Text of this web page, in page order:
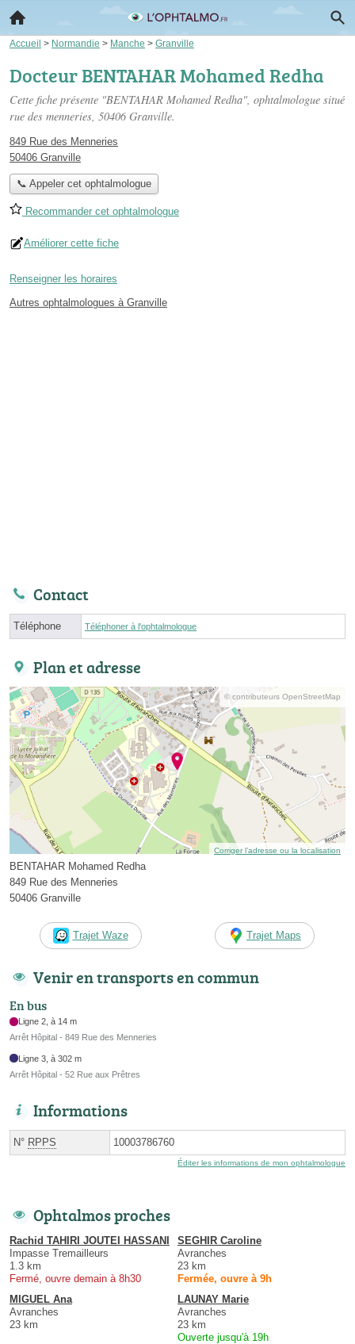
Accueil > Normandie > Manche > Granville
Docteur BENTAHAR Mohamed Redha
Cette fiche présente "BENTAHAR Mohamed Redha", ophtalmologue situé
rue des menneries, 50406 Granville.
849 Rue des Menneries
50406 Granville
📞 Appeler cet ophtalmologue
Recommander cet ophtalmologue
Améliorer cette fiche
Renseigner les horaires
Autres ophtalmologues à Granville
Contact
Téléphone Téléphoner à l'ophtalmologue
Plan et adresse
© contributeurs OpenStreetMap
Corriger l’adresse ou la localisation
BENTAHAR Mohamed Redha
849 Rue des Menneries
50406 Granville
Trajet Waze Trajet Maps
Venir en transports en commun
En bus
Ligne 2, à 14 m
Arrêt Hôpital - 849 Rue des Menneries
Ligne 3, à 302 m
Arrêt Hôpital - 52 Rue aux Prêtres
Informations
N° RPPS 10003786760
Éditer les informations de mon ophtalmologue
Ophtalmos proches
Rachid TAHIRI JOUTEI HASSANI
Impasse Tremailleurs
1.3 km
Fermé, ouvre demain à 8h30
SEGHIR Caroline
Avranches
23 km
Fermée, ouvre à 9h
MIGUEL Ana
Avranches
23 km
LAUNAY Marie
Avranches
23 km
Ouverte jusqu'à 19h